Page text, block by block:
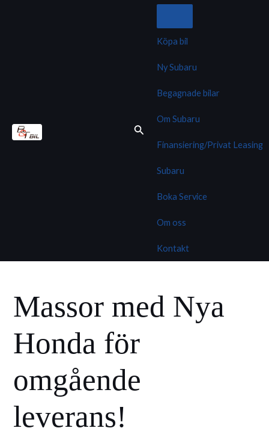
Köpa bil
Ny Subaru
Begagnade bilar
Om Subaru
Finansiering/Privat Leasing
Subaru
Boka Service
Om oss
Kontakt
Massor med Nya
Honda för
omgående
leverans!